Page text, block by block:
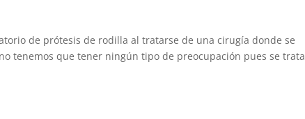
de prótesis de rodilla al tratarse de una cirugía donde se
tenemos que tener ningún tipo de preocupación pues se trata